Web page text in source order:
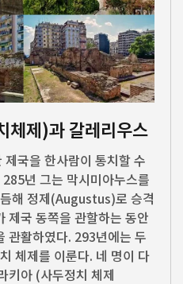
체제)과 갈레리우스
국을 한사람이 통치할 수
년 그는 막시미아누스를
해 정제(Augustus)로 승격
제국 동쪽을 관할하는 동안
관활하였다. 293년에는 두
체제를 이룬다. 네 명이 다
키아 (사두정치 체제